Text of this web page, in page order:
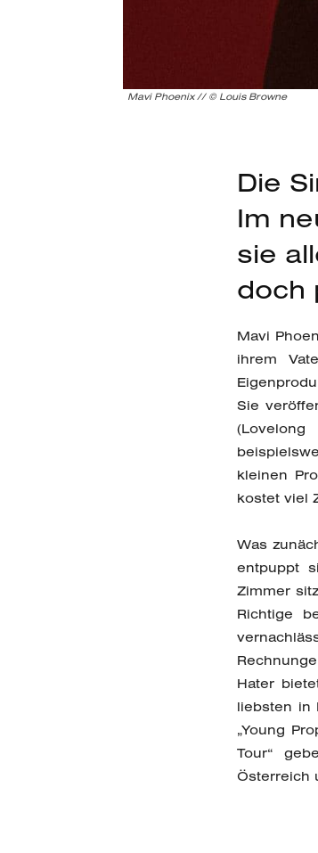
Mavi Phoenix // © Louis Browne
Die
Im
sie
doch
Mavi
ihrem
Sie
kleinen
kostet viel
Was
entpuppt
Zimmer
Richtige
Hater
liebsten in
„Young
Tour“
Österreich